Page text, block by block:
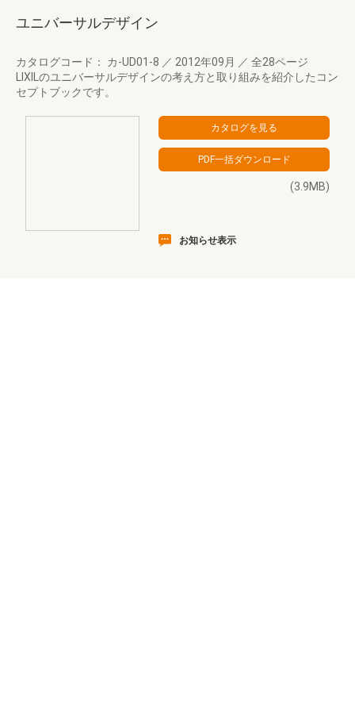
ユニバーサルデザイン
カタログコード： カ-UD01-8 ／ 2012年09月 ／ 全28ページ
LIXILのユニバーサルデザインの考え方と取り組みを紹介したコン
セプトブックです。
(3.9MB)
お知らせ表示